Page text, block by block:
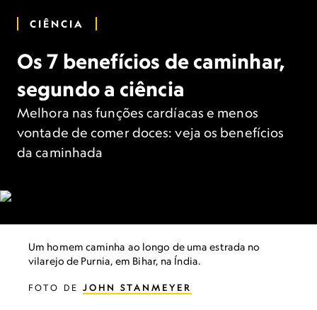
CIÊNCIA
Os 7 benefícios de caminhar,
segundo a ciência
Melhora nas funções cardíacas e menos
vontade de comer doces: veja os benefícios
da caminhada
Um homem caminha ao longo de uma estrada no
vilarejo de Purnia, em Bihar, na Índia.
FOTO DE JOHN STANMEYER